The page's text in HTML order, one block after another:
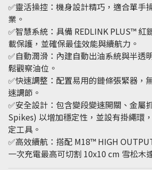
✅靈活操控 ：機身設計精巧，適合單手
業。
✅智慧系統 ：具備 REDLINK PLUS™
載保護，並確保最佳效能與續航力。
✅自動潤滑 ：內建自動出油系統與半透
鬆觀察油位。
✅快速調整 ：配置易用的鏈條張緊器，
速調節。
✅安全設計 ：包含變段變速開關、金屬
Spikes) 以增加穩定性，並設有掛繩環
定工具。
✅高效續航 ：搭配 M18™ HIGH
一次充電最高可切割 10x10 cm 雪松木